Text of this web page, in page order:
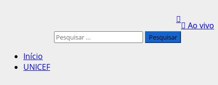
Pesquisar
Ao vivo
Início
UNICEF